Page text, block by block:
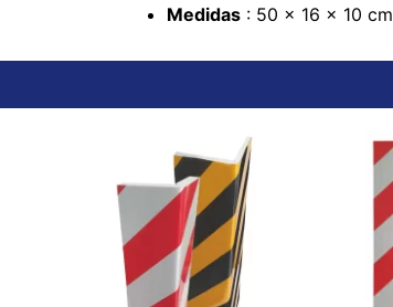
Medidas: 50 x 16 x 10 cm